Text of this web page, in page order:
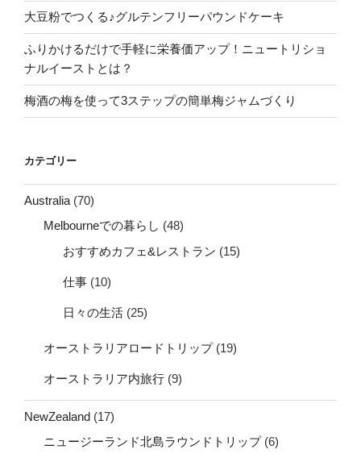
大豆粉でつくる♪グルテンフリーパウンドケーキ
ふりかけるだけで手軽に栄養価アップ！ニュートリショ
ナルイーストとは？
梅酒の梅を使って3ステップの簡単梅ジャムづくり
カテゴリー
Australia (70)
Melbourneでの暮らし (48)
おすすめカフェ&レストラン (15)
仕事 (10)
日々の生活 (25)
オーストラリアロードトリップ(19)
オーストラリア内旅行 (9)
NewZealand (17)
ニュージーランド北島ラウンドトリップ(6)